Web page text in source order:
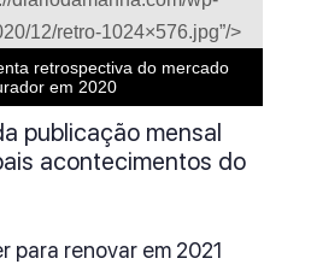
12/retro-1024×576.jpg”/>
retrospectiva do mercado
em 2020
publicação mensal
acontecimentos do
para renovar em 2021